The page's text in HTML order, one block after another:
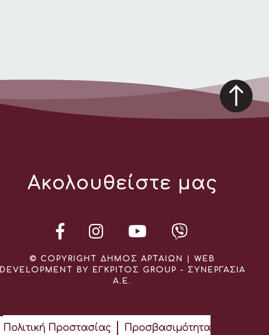
Ακολουθείστε μας
© COPYRIGHT ΔΗΜΟΣ ΑΡΤΑΙΩΝ | WEB
DEVELOPMENT BY ΕΓΚΡΙΤΟΣ GROUP - ΣΥΝΕΡΓΑΣΙΑ
Α.Ε.
Πολιτική Προστασίας Προσβασιμότητα